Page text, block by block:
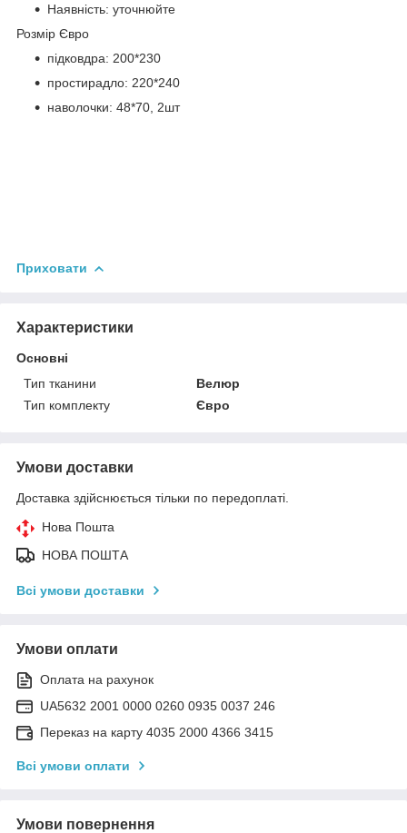
Наявність: уточнюйте
Розмір Євро
підковдра: 200*230
простирадло: 220*240
наволочки: 48*70, 2шт
Приховати
Характеристики
Основні
Тип тканини
Велюр
Тип комплекту
Євро
Умови доставки
Доставка здійснюється тільки по передоплаті.
Нова Пошта
НОВА ПОШТА
Всі умови доставки
Умови оплати
Оплата на рахунок
UA5632 2001 0000 0260 0935 0037 246
Переказ на карту 4035 2000 4366 3415
Всі умови оплати
Умови повернення